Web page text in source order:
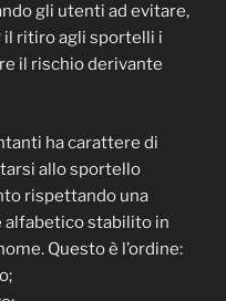
gli utenti ad evitare,
il ritiro agli sportelli i
il rischio derivante
ha carattere di
allo sportello
rispettando una
alfabetico stabilito in
Questo è l’ordine: